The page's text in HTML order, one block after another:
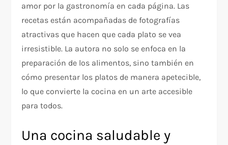
amor por la gastronomía en cada página. Las
recetas están acompañadas de fotografías
atractivas que hacen que cada plato se vea
irresistible. La autora no solo se enfoca en la
preparación de los alimentos, sino también en
cómo presentar los platos de manera apetecible,
lo que convierte la cocina en un arte accesible
para todos.
Una cocina saludable y